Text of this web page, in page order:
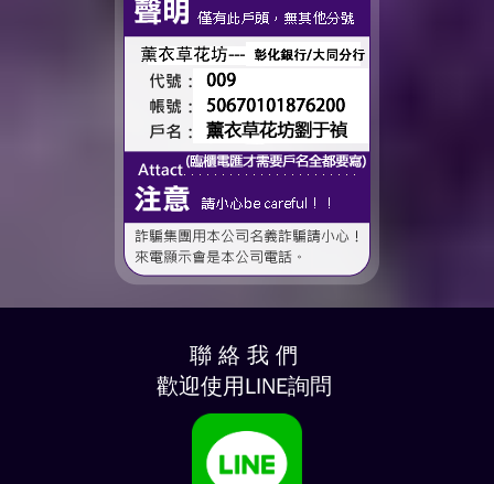
聯 絡 我 們
歡迎使用LINE詢問